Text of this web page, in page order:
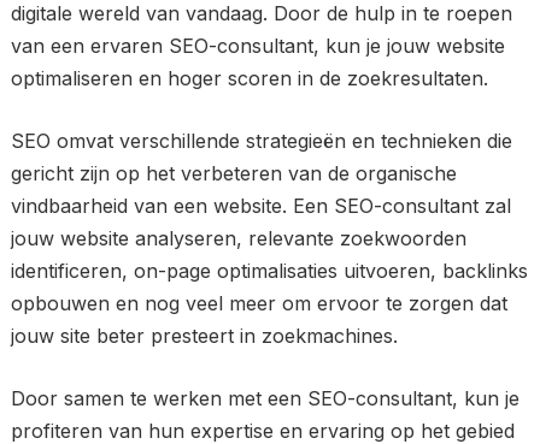
digitale wereld van vandaag. Door de hulp in te roepen
van een ervaren SEO-consultant, kun je jouw website
optimaliseren en hoger scoren in de zoekresultaten.
SEO omvat verschillende strategieën en technieken die
gericht zijn op het verbeteren van de organische
vindbaarheid van een website. Een SEO-consultant zal
jouw website analyseren, relevante zoekwoorden
identificeren, on-page optimalisaties uitvoeren, backlinks
opbouwen en nog veel meer om ervoor te zorgen dat
jouw site beter presteert in zoekmachines.
Door samen te werken met een SEO-consultant, kun je
profiteren van hun expertise en ervaring op het gebied